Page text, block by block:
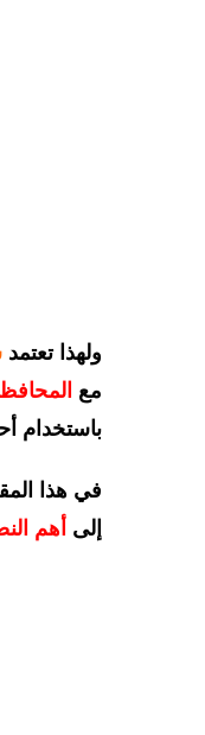
ولهذا تعتمد
مع
باستخدام
في هذا
إلى أهم